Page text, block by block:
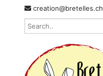
creation@bretelles.ch